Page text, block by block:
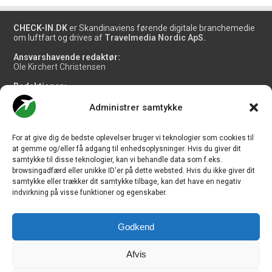
Administrer samtykke
For at give dig de bedste oplevelser bruger vi teknologier som cookies til
at gemme og/eller få adgang til enhedsoplysninger. Hvis du giver dit
samtykke til disse teknologier, kan vi behandle data som f.eks.
browsingadfærd eller unikke ID'er på dette websted. Hvis du ikke giver dit
samtykke eller trækker dit samtykke tilbage, kan det have en negativ
indvirkning på visse funktioner og egenskaber.
Godkend
Afvis
CHECK-IN.DK er Skandinaviens førende digitale branchemedie
om luftfart og drives af Travelmedia Nordic ApS.
Ansvarshavende redaktør:
Ole Kirchert Christensen
Redaktionen:
Christian Granhøj Skouboe
Henrik Baumgarten
Danny Longhi Andreasen
Salg og jobannoncer:
salg@travelmedianordic.com
Vi tager ansvar for indholdet og er tilmeldt